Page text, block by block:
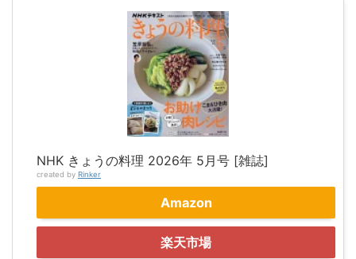
NHK きょうの料理 2026年 5月号 [雑誌]
created by Rinker
Amazon
楽天市場